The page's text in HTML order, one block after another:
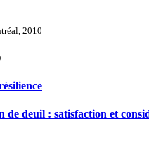
2010
deuil : satisfaction et